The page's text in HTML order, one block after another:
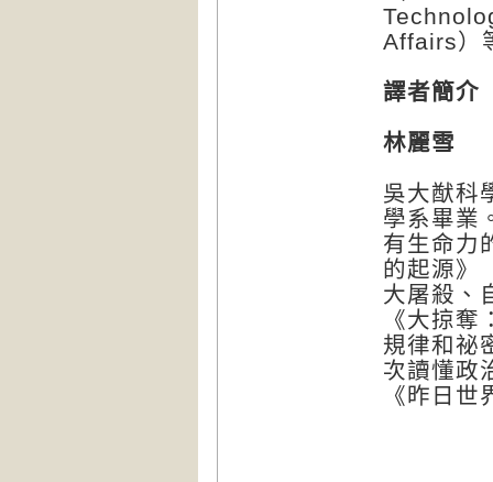
Affairs）
譯者簡介
林麗雪
吳大猷科
學系畢業
有生命力
的起源》
大屠殺、
《大掠
規律和祕
次讀懂政
《昨日世